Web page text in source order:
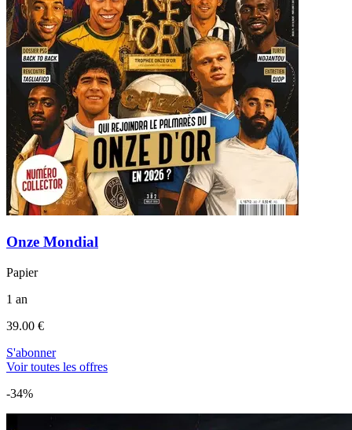
Onze Mondial
Papier
1 an
39.00 €
S'abonner
Voir toutes les offres
-34%